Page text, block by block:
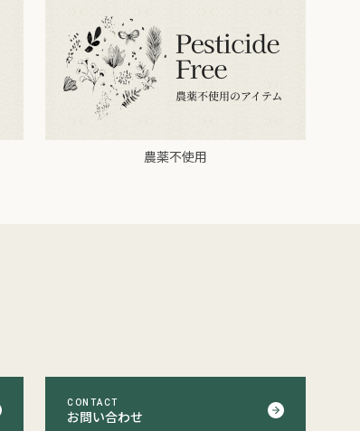
農薬不使用
CONTACT
お問い合わせ